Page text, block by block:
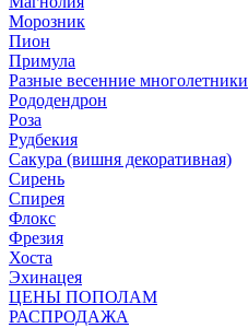
Морозник
Пион
Примула
Разные весенние многолетники
Рододендрон
Роза
Рудбекия
Сакура (вишня декоративная)
Сирень
Спирея
Флокс
Фрезия
Хоста
Эхинацея
ЦЕНЫ ПОПОЛАМ
РАСПРОДАЖА